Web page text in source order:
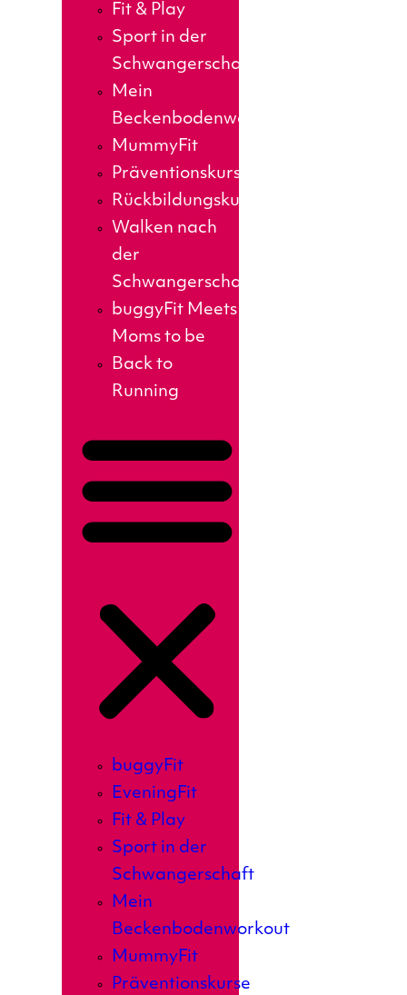
Fit & Play
Sport in der
Schwangerschaft
Mein
Beckenbodenworkout
MummyFit
Präventionskurse
Rückbildungskurs
Walken nach
der
Schwangerschaft
buggyFit Meets
Moms to be
Back to
Running
buggyFit
EveningFit
Fit & Play
Sport in der
Schwangerschaft
Mein
Beckenbodenworkout
MummyFit
Präventionskurse